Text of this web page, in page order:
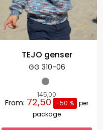
TEJO genser
GG 310-06
145,00
From: 72,50 -50 % per
package